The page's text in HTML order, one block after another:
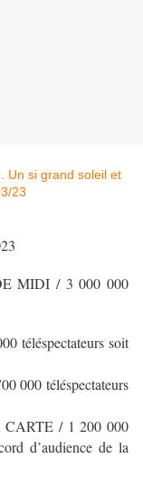
MIDI / 3 000 000
téléspectateurs soit
000 téléspectateurs
/ 1 200 000
d’audience de la